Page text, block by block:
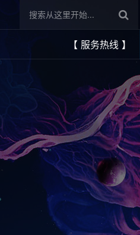
【 服务热线 】